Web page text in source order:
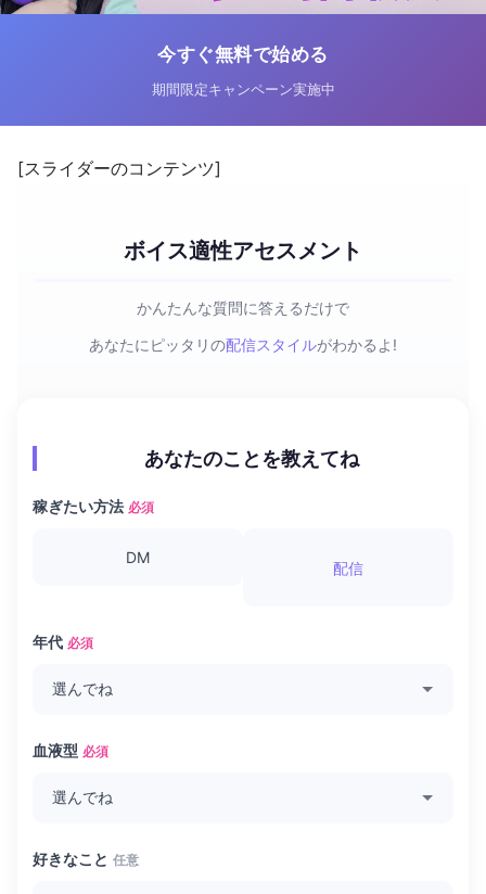
今すぐ無料で始める
期間限定キャンペーン実施中
[スライダーのコンテンツ]
ボイス適性アセスメント
かんたんな質問に答えるだけで
あなたにピッタリの配信スタイルがわかるよ!
あなたのことを教えてね
稼ぎたい方法 必須
DM
配信
年代 必須
血液型 必須
好きなこと 任意